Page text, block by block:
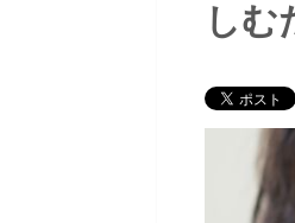
しむ